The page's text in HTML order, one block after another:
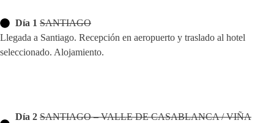
Día 1 SANTIAGO
Llegada a Santiago. Recepción en aeropuerto y traslado al hotel
seleccionado. Alojamiento.
Día 2 SANTIAGO – VALLE DE CASABLANCA / VIÑA